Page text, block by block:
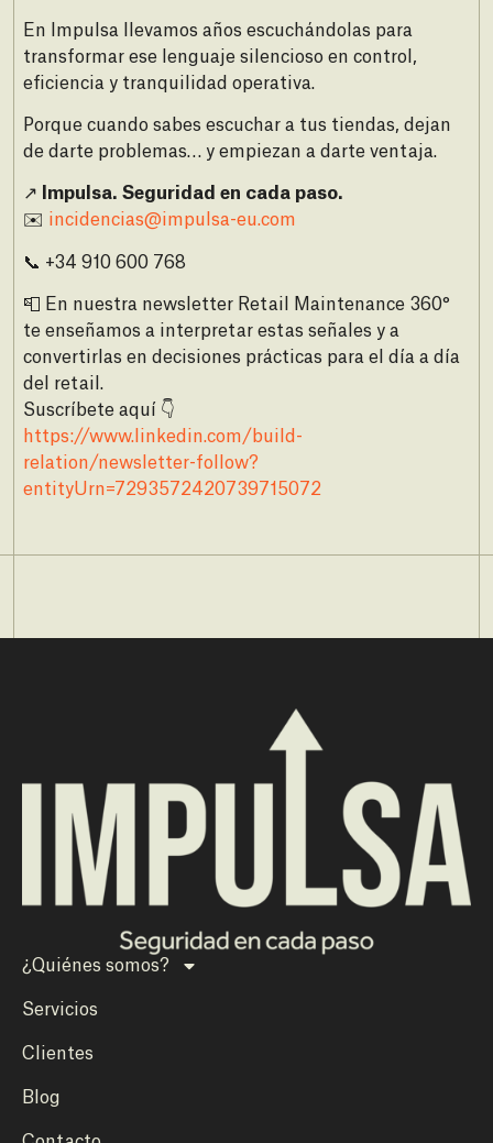
En Impulsa llevamos años escuchándolas para
transformar ese lenguaje silencioso en control,
eficiencia y tranquilidad operativa.
Porque cuando sabes escuchar a tus tiendas, dejan
de darte problemas… y empiezan a darte ventaja.
↗️
Impulsa. Seguridad en cada paso.
✉️ incidencias@impulsa-eu.com
📞 +34 910 600 768
📮 En nuestra newsletter Retail Maintenance 360°
te enseñamos a interpretar estas señales y a
convertirlas en decisiones prácticas para el día a día
del retail.
Suscríbete aquí 👇
https://www.linkedin.com/build-
relation/newsletter-follow?
entityUrn=7293572420739715072
¿Quiénes somos?
Servicios
Clientes
Blog